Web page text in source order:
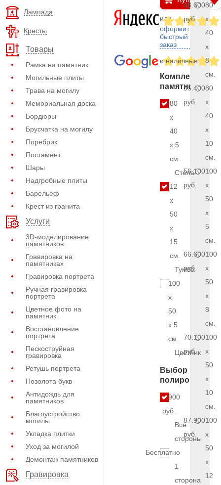
Лампада
Кресты
Товары
Рамка на памятник
Могильные плиты
Трава на могилу
Мемориальная доска
Бордюры
Брусчатка на могилу
Поребрик
Постамент
Шары
Надгробные плиты
Барельеф
Крест из гранита
Услуги
3D-моделирование
памятников
Гравировка на
памятниках
Гравировка портрета
Ручная гравировка
портрета
Цветное фото на
памятник
Восстановление
портрета
Пескоструйная
гравировка
Ретушь портрета
Позолота букв
Антидождь для
памятников
Благоустройство
могилы
Укладка плитки
Уход за могилой
Демонтаж памятников
Гравировка
или
оформить
быстрый
заказ
и наличные
Комплект
памятника
80
x
40
x 5
см.
Стела
12
x
50
x
15
см.
Тумба
100
x
50
x 5
см.
Цветник
Выбор
полировки
5.900
руб.
Все
стороны
Бесплатно
1
сторона
48.600
руб.
80
x
40
x
8
см.
55.400
руб.
80
x
40
x
10
см.
56.100
руб.
100
x
50
x
5
см.
66.600
руб.
100
x
50
x
8
см.
70.100
руб.
100
x
50
x
10
см.
87.900
руб.
100
x
50
x
12